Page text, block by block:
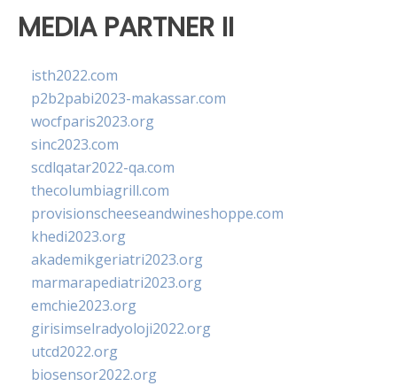
MEDIA PARTNER II
isth2022.com
p2b2pabi2023-makassar.com
wocfparis2023.org
sinc2023.com
scdlqatar2022-qa.com
thecolumbiagrill.com
provisionscheeseandwineshoppe.com
khedi2023.org
akademikgeriatri2023.org
marmarapediatri2023.org
emchie2023.org
girisimselradyoloji2022.org
utcd2022.org
biosensor2022.org